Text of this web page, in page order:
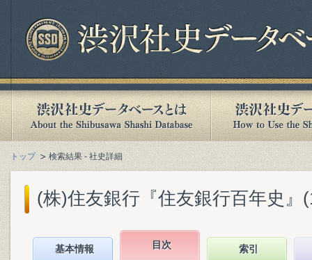
トップ 検索結果 - 社史詳細
(株)住友銀行『住友銀行百年史』
基本情報 目次 索引